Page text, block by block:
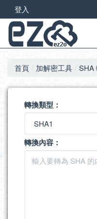
登入
首頁 加解密工具 SHA
轉換類型：
轉換內容：